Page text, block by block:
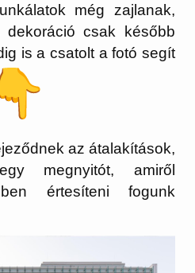
még zajlanak,
csak később
is a csatolt a fotó segít
az átalakítások,
megnyitót, amiről
értesíteni fogunk